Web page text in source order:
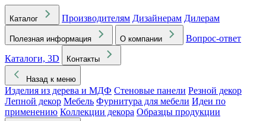
Каталог Производителям Дизайнерам Дилерам
Полезная информация О компании
Вопрос-ответ
Каталоги, 3D
Контакты
Назад к меню
Изделия из дерева и МДФ Стеновые панели Резной декор
Лепной декор Мебель Фурнитура для мебели Идеи по
применению Коллекции декора Образцы продукции